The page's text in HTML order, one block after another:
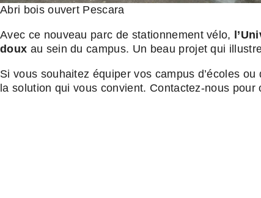
Abri bois ouvert Pescara
Avec ce nouveau parc de stationnement vélo,
doux au sein du campus. Un beau projet qui
Si vous souhaitez équiper vos campus d’écoles
la solution qui vous convient. Contactez-nous pour